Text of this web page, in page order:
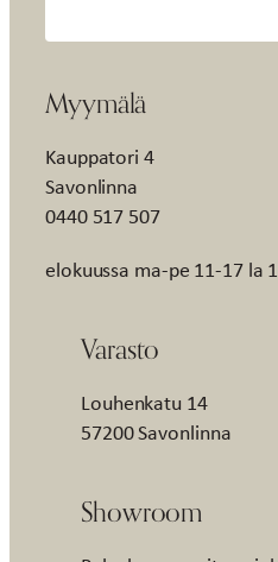
Myymälä
Kauppatori 4
Savonlinna
0440 517 507
elokuussa ma-pe 11-17 la
Varasto
Louhenkatu 14
57200 Savonlinna
Showroom